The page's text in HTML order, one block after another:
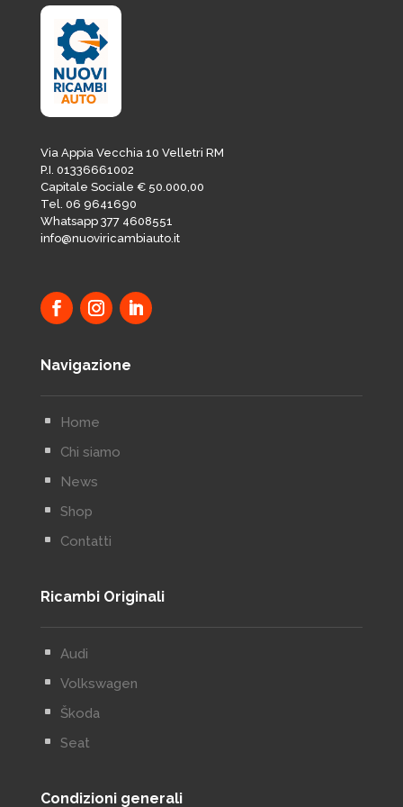
Via Appia Vecchia 10 Velletri RM
P.I. 01336661002
Capitale Sociale € 50.000,00
Tel. 06 9641690
Whatsapp 377 4608551
info@nuoviricambiauto.it
Navigazione
^ Home
^ Chi siamo
^ News
^ Shop
^ Contatti
Ricambi Originali
^ Audi
^ Volkswagen
^ Škoda
^ Seat
Condizioni generali